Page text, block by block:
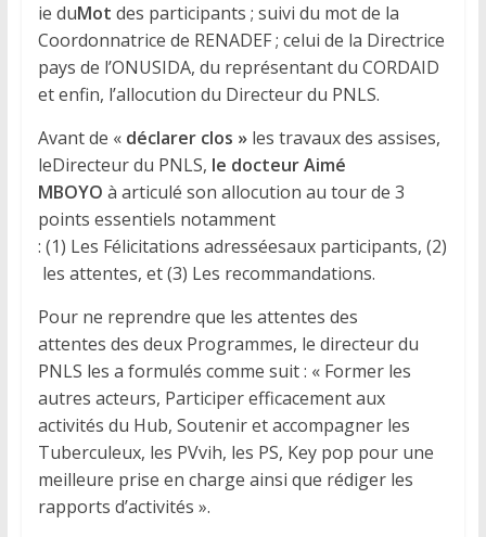
ie duMot des participants ; suivi du mot de la
Coordonnatrice de RENADEF ; celui de la Directrice
pays de l’ONUSIDA, du représentant du CORDAID
et enfin, l’allocution du Directeur du PNLS.
Avant de « déclarerclos »les travaux des assises,
leDirecteur du PNLS, le docteurAimé
MBOYO à articulé son allocution au tour de 3
points essentiels notamment
: (1) Les Félicitations adresséesaux participants, (2)
les attentes, et (3) Les recommandations.
Pour ne reprendre que les attentes des
attentes des deux Programmes, le directeur du
PNLS les a formulés comme suit : « Former les
autres acteurs, Participer efficacement aux
activités du Hub, Soutenir et accompagner les
Tuberculeux, les PVvih, les PS, Key pop pour une
meilleure prise en charge ainsi que rédiger les
rapports d’activités ».